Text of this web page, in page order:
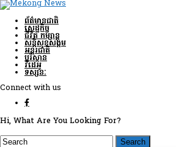
ព័ត៌មានជាតិ
សេដ្ឋកិច្ច
ជីវិត កម្សាន្ត
សន្តិសុខ​សង្គម
អន្តរជាតិ
បរិស្ថាន
វីដេអូ
ទស្សនៈ
Connect with us
Hi, What Are You Looking For?